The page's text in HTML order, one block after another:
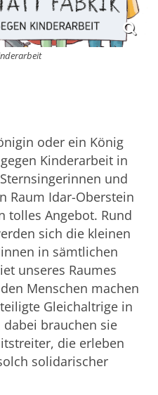
oder ein König
Kinderarbeit in
und
Raum Idar-Oberstein
tolles Angebot. Rund
sich die kleinen
in sämtlichen
unseres Raumes
Menschen machen
Gleichaltrige in
brauchen sie
die erleben
solidarischer